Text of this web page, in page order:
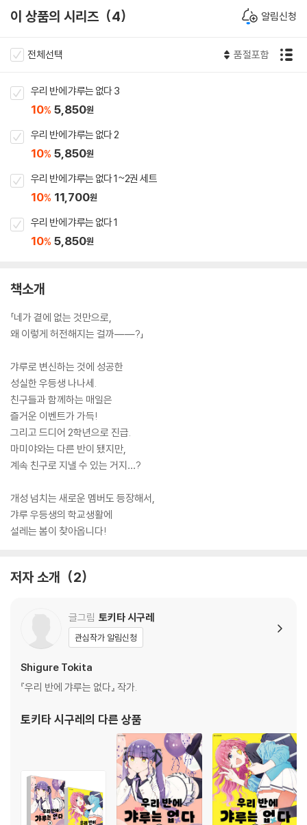
이 상품의 시리즈 4 알림신청
전체선택 품절포함
우리 반에 갸루는 없다 3
10% 5,850원
우리 반에 갸루는 없다 2
10% 5,850원
우리 반에 갸루는 없다 1~2권 세트
10% 11,700원
우리 반에 갸루는 없다 1
10% 5,850원
책소개
「네가 곁에 없는 것만으로,
왜 이렇게 허전해지는 걸까――?」
갸루로 변신하는 것에 성공한
성실한 우등생 나나세.
친구들과 함께하는 매일은
즐거운 이벤트가 가득!
그리고 드디어 2학년으로 진급.
마미야와는 다른 반이 됐지만,
계속 친구로 지낼 수 있는 거지…?
개성 넘치는 새로운 멤버도 등장해서,
갸루 우등생의 학교생활에
설레는 봄이 찾아옵니다!
저자 소개 2
글그림 토키타 시구레
관심작가 알림신청
Shigure Tokita
『우리 반에 갸루는 없다』 작가.
토키타 시구레 의 다른 상품